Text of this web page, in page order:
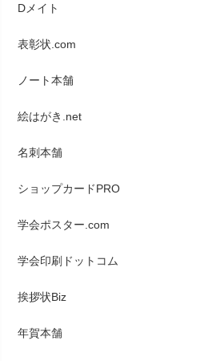
Dメイト
表彰状.com
ノート本舗
絵はがき.net
名刺本舗
ショップカードPRO
学会ポスター.com
学会印刷ドットコム
挨拶状Biz
年賀本舗